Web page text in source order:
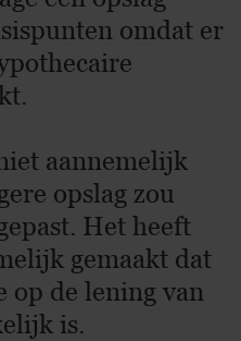
omdat er
aannemelijk
opslag zou
Het heeft
gemaakt dat
op de lening van
is.